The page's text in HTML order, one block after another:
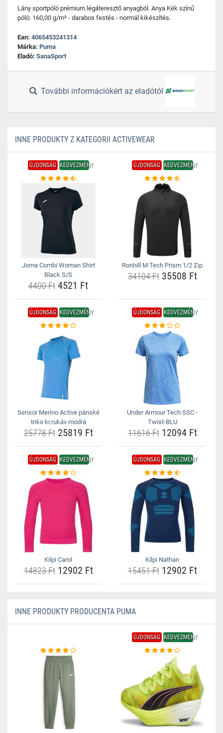
Lány sportpóló prémium légáteresztő anyagból. Anya Kék színű
póló: 160,00 g/m² - darabos festés - normál kikészítés.
Ean: 4065453241314
Márka: Puma
Eladó: SanaSport
További információkért az eladótól
INNE PRODUKTY Z KATEGORII ACTIVEWEAR
ÚJDONSÁG KEDVEZMÉNY
Joma Combi Woman Shirt
Black S/S
4400 Ft 4521 Ft
ÚJDONSÁG KEDVEZMÉNY
Ronhill M Tech Prism 1/2 Zip
34104 Ft35508 Ft
ÚJDONSÁG KEDVEZMÉNY
Sensor Merino Active pánské
triko kr.rukáv modrá
25778 Ft25819 Ft
ÚJDONSÁG KEDVEZMÉNY
Under Armour Tech SSC -
Twist-BLU
11616 Ft12094 Ft
ÚJDONSÁG KEDVEZMÉNY
Kilpi Carol
14823 Ft12902 Ft
ÚJDONSÁG KEDVEZMÉNY
Kilpi Nathan
15451 Ft12902 Ft
INNE PRODUKTY PRODUCENTA PUMA
ÚJDONSÁG KEDVEZMÉNY